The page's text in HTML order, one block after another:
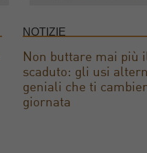
NOTIZIE
Non buttare mai più
scaduto: gli usi
geniali che ti
giornata